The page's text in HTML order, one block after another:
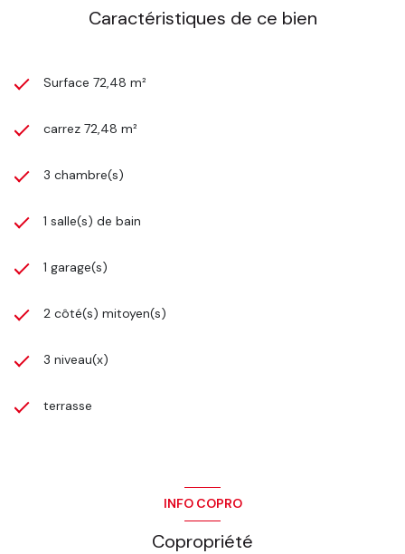
Caractéristiques de ce bien
Surface 72,48 m²
carrez 72,48 m²
3 chambre(s)
1 salle(s) de bain
1 garage(s)
2 côté(s) mitoyen(s)
3 niveau(x)
terrasse
INFO COPRO
Copropriété